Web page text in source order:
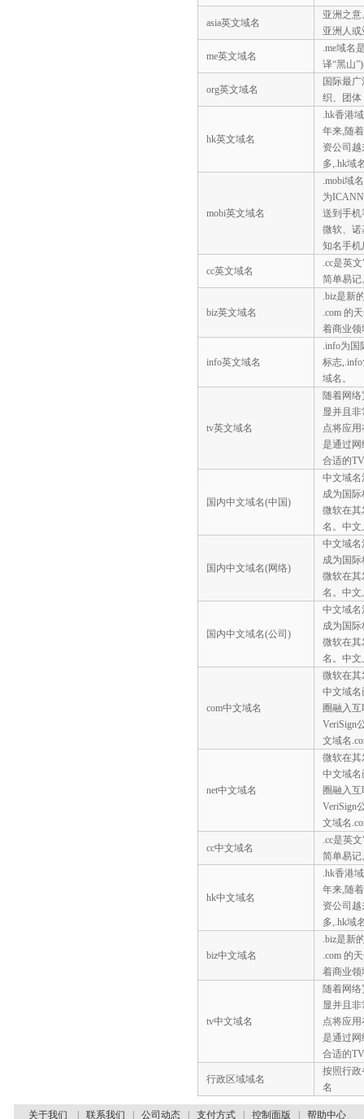
asia英文域名
亚洲之
亚洲人或
me英文域名
.me域名
译“黑山
org英文域名
国际最
织、团体
hk英文域名
.hk香港
年来,随
资公司
多,.hk域
mobi英文域名
.mobi域
为
送到手机
微软、诺
知名手机
cc英文域名
.cc是英
简单易记
biz英文域名
.biz是新
.com 的
着商业领
info英文域名
.info为国
标志
域名。
tv英文域名
随着网
显并且
点将应
是通过
合适的
国内中文域名(中国)
中文域名
成为国
微软在其
名。中文
国内中文域名(网络)
中文域名
成为国
微软在其
名。中文
国内中文域名(公司)
中文域名
成为国
微软在其
名。中文
com中文域名
微软在其
中文域名
圈融入
VeriSign
文域名
net中文域名
微软在其
中文域名
圈融入
VeriSign
文域名
cc中文域名
.cc是英
简单易记
hk中文域名
.hk香港
年来,随
资公司
多,.hk域
biz中文域名
.biz是新
.com 的
着商业领
tv中文域名
随着网
显并且
点将应
是通过网
合适的
行政区域域名
按照行政
名
关于我们 联系我们 公司动态 支付方式 控制面版 帮助中心